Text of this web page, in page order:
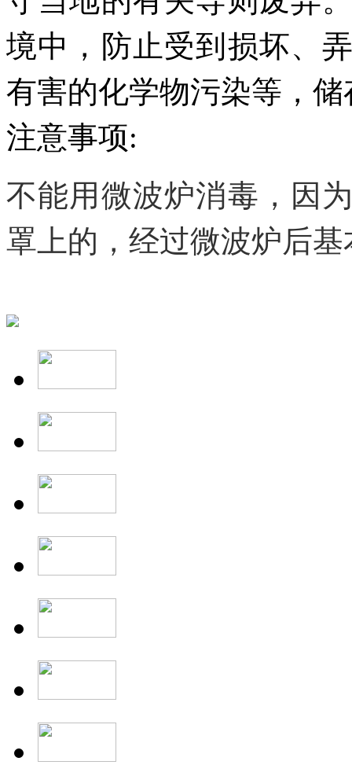
境中，防止受到损坏、
有害的化学物污染等，
注意事项:
不能用微波炉消毒，因
罩上的，经过微波炉后